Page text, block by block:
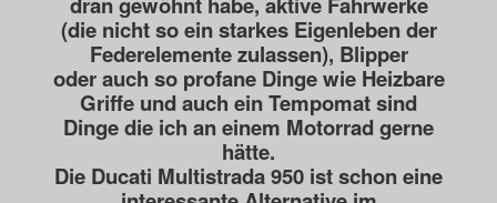
(die nicht so ein starkes Eigenleben der
Federelemente zulassen), Blipper
oderauch so profane Dinge wie Heizbare
Griffe und auch ein Tempomat sind
Dinge die ich an einem Motorrad gerne
hätte.
Die Ducati Multistrada 950 ist schon eine